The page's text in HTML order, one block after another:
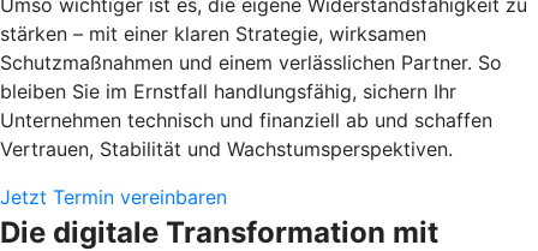
stärken – mit einer klaren Strategie, wirksamen
Schutzmaßnahmen und einem verlässlichen Partner. So
bleiben Sie im Ernstfall handlungsfähig, sichern Ihr
Unternehmen technisch und finanziell ab und schaffen
Vertrauen, Stabilität und Wachstumsperspektiven.
Jetzt Termin vereinbaren
Die digitale Transformation mit